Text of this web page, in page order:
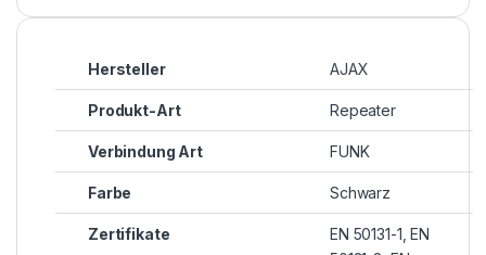
Hersteller AJAX
Produkt-Art Repeater
Verbindung Art FUNK
Farbe Schwarz
Zertifikate
EN 50131-1, EN